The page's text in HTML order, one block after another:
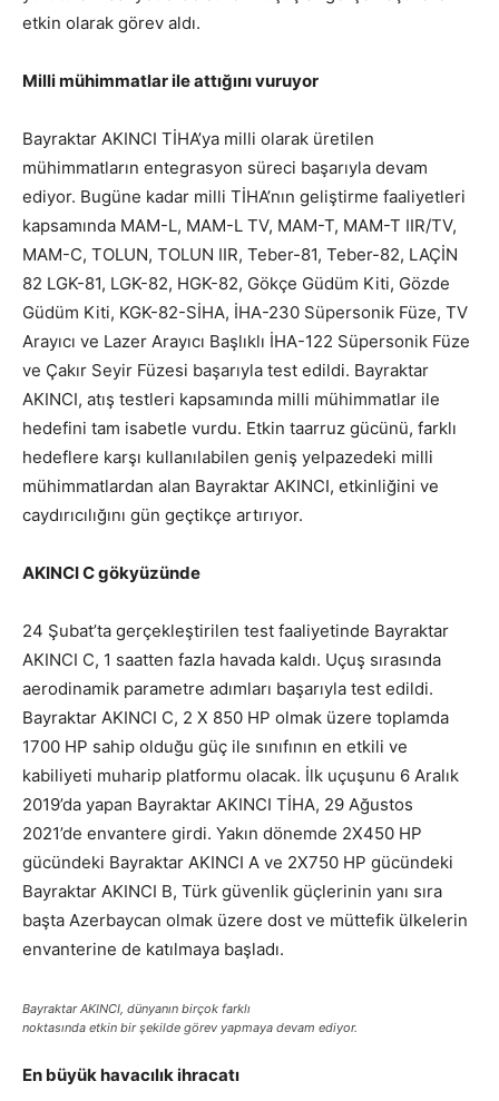
etkin olarak görev aldı.
Milli mühimmatlar ile attığını vuruyor
Bayraktar AKINCI TİHA’ya milli olarak üretilen
mühimmatların entegrasyon süreci başarıyla devam
ediyor. Bugüne kadar milli TİHA’nın geliştirme faaliyetleri
kapsamında MAM-L, MAM-L TV, MAM-T, MAM-T IIR/TV,
MAM-C, TOLUN, TOLUN IIR, Teber-81, Teber-82, LAÇİN
82 LGK-81, LGK-82, HGK-82, Gökçe Güdüm Kiti, Gözde
Güdüm Kiti, KGK-82-SİHA, İHA-230 Süpersonik Füze, TV
Arayıcı ve Lazer Arayıcı Başlıklı İHA-122 Süpersonik Füze
ve Çakır Seyir Füzesi başarıyla test edildi. Bayraktar
AKINCI, atış testleri kapsamında milli mühimmatlar ile
hedefini tam isabetle vurdu. Etkin taarruz gücünü, farklı
hedeflere karşı kullanılabilen geniş yelpazedeki milli
mühimmatlardan alan Bayraktar AKINCI, etkinliğini ve
caydırıcılığını gün geçtikçe artırıyor.
AKINCI C gökyüzünde
24 Şubat’ta gerçekleştirilen test faaliyetinde Bayraktar
AKINCI C, 1 saatten fazla havada kaldı. Uçuş sırasında
aerodinamik parametre adımları başarıyla test edildi.
Bayraktar AKINCI C, 2 X 850 HP olmak üzere toplamda
1700 HP sahip olduğu güç ile sınıfının en etkili ve
kabiliyeti muharip platformu olacak. İlk uçuşunu 6 Aralık
2019’da yapan Bayraktar AKINCI TİHA, 29 Ağustos
2021’de envantere girdi. Yakın dönemde 2X450 HP
gücündeki Bayraktar AKINCI A ve 2X750 HP gücündeki
Bayraktar AKINCI B, Türk güvenlik güçlerinin yanı sıra
başta Azerbaycan olmak üzere dost ve müttefik ülkelerin
envanterine de katılmaya başladı.
Bayraktar AKINCI, dünyanın birçok farklı
noktasında etkin bir şekilde görev yapmaya devam ediyor.
En büyük havacılık ihracatı